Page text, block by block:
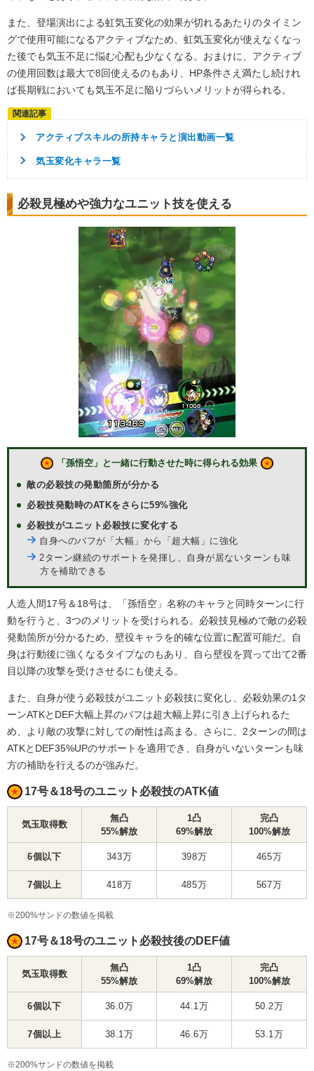
また、登場演出による虹気玉変化の効果が切れるあたりのタイミン
グで使用可能になるアクティブなため、虹気玉変化が使えなくなっ
た後でも気玉不足に悩む心配も少なくなる。おまけに、アクティブ
の使用回数は最大で8回使えるのもあり、HP条件さえ満たし続けれ
ば長期戦においても気玉不足に陥りづらいメリットが得られる。
アクティブスキルの所持キャラと演出動画一覧
気玉変化キャラ一覧
必殺見極めや強力なユニット技を使える
「孫悟空」と一緒に行動させた時に得られる効果
敵の必殺技の発動箇所が分かる
必殺技発動時のATKをさらに59%強化
必殺技がユニット必殺技に変化する
自身へのバフが「大幅」から「超大幅」に強化
2ターン継続のサポートを発揮し、自身が居ないターンも味
方を補助できる
人造人間17号＆18号は、「孫悟空」名称のキャラと同時ターンに行
動を行うと、3つのメリットを受けられる。必殺技見極めで敵の必殺
発動箇所が分かるため、壁役キャラを的確な位置に配置可能だ。自
身は行動後に強くなるタイプなのもあり、自ら壁役を買って出て2番
目以降の攻撃を受けさせるにも使える。
また、自身が使う必殺技がユニット必殺技に変化し、必殺効果の1タ
ーンATKとDEF大幅上昇のバフは超大幅上昇に引き上げられるた
め、より敵の攻撃に対しての耐性は高まる。さらに、2ターンの間は
ATKとDEF35%UPのサポートを適用でき、自身がいないターンも味
方の補助を行えるのが強みだ。
17号＆18号のユニット必殺技のATK値
気玉取得数
無凸
55%解放
1凸
69%解放
完凸
100%解放
6個以下 343万 398万 465万
7個以上 418万 485万 567万
※200%サンドの数値を掲載
17号＆18号のユニット必殺技後のDEF値
気玉取得数
無凸
55%解放
1凸
69%解放
完凸
100%解放
6個以下 36.0万 44.1万 50.2万
7個以上 38.1万 46.6万 53.1万
※200%サンドの数値を掲載